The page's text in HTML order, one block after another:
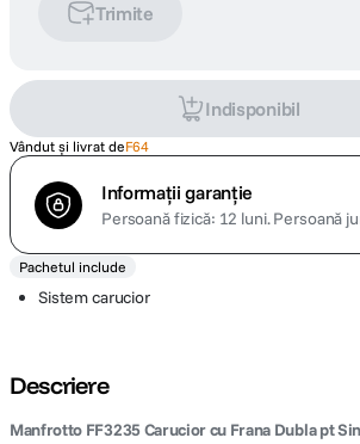
Trimite
Indisponibil
Vândut și livrat deF64
Informații garanție
Persoană fizică: 12 luni.Persoană
Pachetul include
Sistem carucior
Descriere
Manfrotto FF3235 Carucior cu Frana Dubla pt